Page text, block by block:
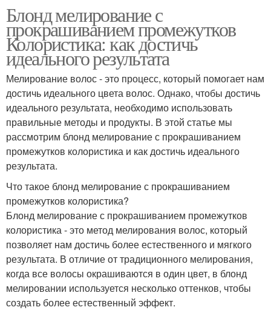
Блонд мелирование с
прокрашиванием промежутков
Колористика: как достичь
идеального результата
Мелирование волос - это процесс, который помогает нам
достичь идеального цвета волос. Однако, чтобы достичь
идеального результата, необходимо использовать
правильные методы и продукты. В этой статье мы
рассмотрим блонд мелирование с прокрашиванием
промежутков колористика и как достичь идеального
результата.
Что такое блонд мелирование с прокрашиванием
промежутков колористика?
Блонд мелирование с прокрашиванием промежутков
колористика - это метод мелирования волос, который
позволяет нам достичь более естественного и мягкого
результата. В отличие от традиционного мелирования,
когда все волосы окрашиваются в один цвет, в блонд
мелировании используется несколько оттенков, чтобы
создать более естественный эффект.